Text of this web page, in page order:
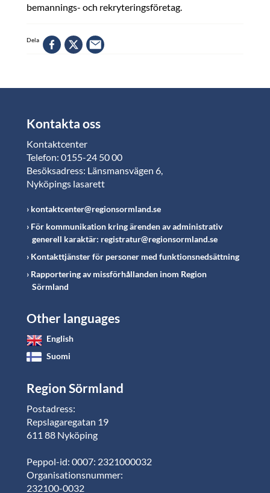
bemannings- och rekryteringsföretag.
Dela
Kontakta oss
Kontaktcenter
Telefon: 0155-24 50 00
Besöksadress: Länsmansvägen 6,
Nyköpings lasarett
kontaktcenter@regionsormland.se
För kommunikation kring ärenden av administrativ
generell karaktär: registratur@regionsormland.se
Kontakttjänster för personer med funktionsnedsättning
Rapportering av missförhållanden inom Region
Sörmland
Other languages
English
Suomi
Region Sörmland
Postadress:
Repslagaregatan 19
611 88 Nyköping
Peppol-id: 0007: 2321000032
Organisationsnummer:
232100-0032